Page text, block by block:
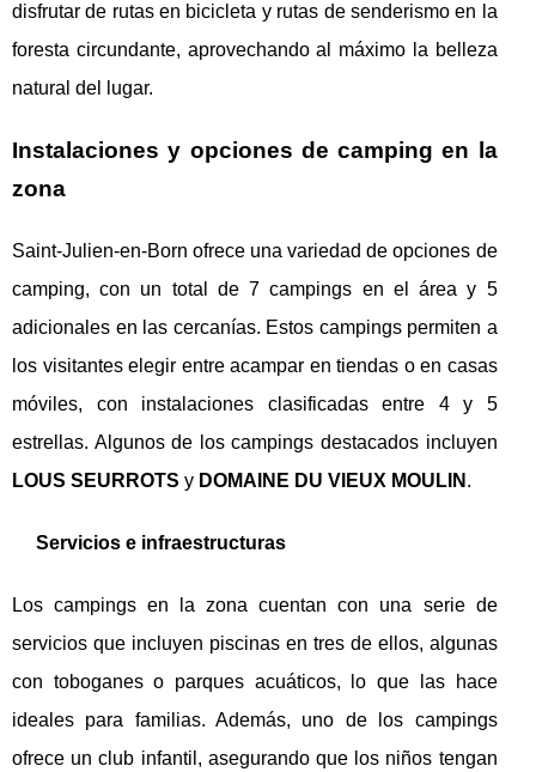
disfrutar de rutas en bicicleta y rutas de senderismo en la
foresta circundante, aprovechando al máximo la belleza
natural del lugar.
Instalaciones y opciones de camping en la
zona
Saint-Julien-en-Born ofrece una variedad de opciones de
camping, con un total de 7 campings en el área y 5
adicionales en las cercanías. Estos campings permiten a
los visitantes elegir entre acampar en tiendas o en casas
móviles, con instalaciones clasificadas entre 4 y 5
estrellas. Algunos de los campings destacados incluyen
LOUS SEURROTS y DOMAINE DU VIEUX MOULIN .
Servicios e infraestructuras
Los campings en la zona cuentan con una serie de
servicios que incluyen piscinas en tres de ellos, algunas
con toboganes o parques acuáticos, lo que las hace
ideales para familias. Además, uno de los campings
ofrece un club infantil, asegurando que los niños tengan